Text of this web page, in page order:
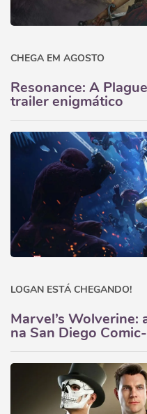
CHEGA EM AGOSTO
Resonance: A
trailer enigmático
LOGAN ESTÁ CHEGANDO!
Marvel’s Wolverine:
na San Diego